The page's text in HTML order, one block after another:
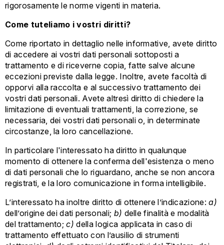
rigorosamente le norme vigenti in materia.
Come tuteliamo i vostri diritti?
Come riportato in dettaglio nelle informative, avete diritto
di accedere ai vostri dati personali sottoposti a
trattamento e di riceverne copia, fatte salve alcune
eccezioni previste dalla legge. Inoltre, avete facoltà di
opporvi alla raccolta e al successivo trattamento dei
vostri dati personali. Avete altresì diritto di chiedere la
limitazione di eventuali trattamenti, la correzione, se
necessaria, dei vostri dati personali o, in determinate
circostanze, la loro cancellazione.
In particolare l'interessato ha diritto in qualunque
momento di ottenere la conferma dell'esistenza o meno
di dati personali che lo riguardano, anche se non ancora
registrati, e la loro comunicazione in forma intelligibile.
L’interessato ha inoltre diritto di ottenere l’indicazione:a)
dell’origine dei dati personali; b) delle finalità e modalità
del trattamento;c) della logica applicata in caso di
trattamento effettuato con l’ausilio di strumenti